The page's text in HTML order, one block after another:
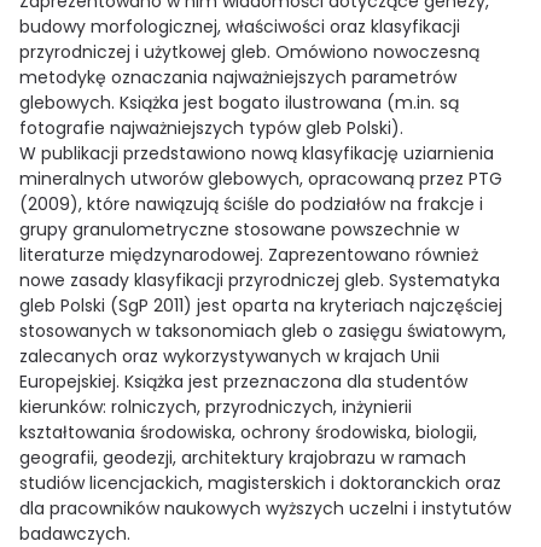
budowy morfologicznej, właściwości oraz klasyfikacji
przyrodniczej i użytkowej gleb. Omówiono nowoczesną
metodykę oznaczania najważniejszych parametrów
glebowych. Książka jest bogato ilustrowana (m.in. są
fotografie najważniejszych typów gleb Polski).
W publikacji przedstawiono nową klasyfikację uziarnienia
mineralnych utworów glebowych, opracowaną przez PTG
(2009), które nawiązują ściśle do podziałów na frakcje i
grupy granulometryczne stosowane powszechnie w
literaturze międzynarodowej. Zaprezentowano również
nowe zasady klasyfikacji przyrodniczej gleb. Systematyka
gleb Polski (SgP 2011) jest oparta na kryteriach najczęściej
stosowanych w taksonomiach gleb o zasięgu światowym,
zalecanych oraz wykorzystywanych w krajach Unii
Europejskiej. Książka jest przeznaczona dla studentów
kierunków: rolniczych, przyrodniczych, inżynierii
kształtowania środowiska, ochrony środowiska, biologii,
geografii, geodezji, architektury krajobrazu w ramach
studiów licencjackich, magisterskich i doktoranckich oraz
dla pracowników naukowych wyższych uczelni i instytutów
badawczych.